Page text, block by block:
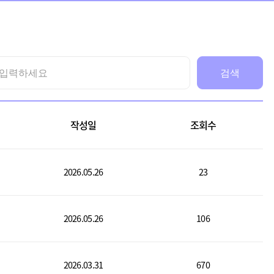
작성일 조회수
2026.05.26 23
2026.05.26 106
2026.03.31 670